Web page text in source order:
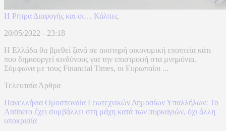
Η Ρήτρα Διαφυγής και οι… Κάλπες
20/05/2022 - 23:18
Η Ελλάδα θα βρεθεί ξανά σε αυστηρή οικονομική εποπτεία κάτι
που δημιουργεί κινδύνους για την επιστροφή στα μνημόνια.
Σύμφωνα με τους Financial Times, οι Ευρωπαίοι ...
Τελευταία Άρθρα
Πανελλήνια Ομοσπονδία Γεωτεχνικών Δημοσίων Υπαλλήλων: Το
Antinero έχει συμβάλλει στη μάχη κατά των πυρκαγιών, όχι άλλη
υποκρισία